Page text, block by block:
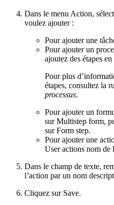
Dans le menu Action,
voulez ajouter :
Pour ajouter une
Pour ajouter un
ajoutez des étapes
Pour plus
étapes, consultez la
processus.
Pour ajouter un
surMultistep form,
surForm step.
Pour ajouter une
User actions nom de
Dans le champ de texte,
l’action par un nom
Cliquez sur Save.